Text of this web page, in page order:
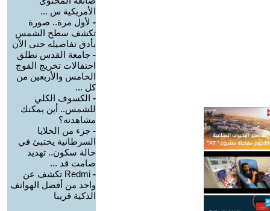
الأمريكية س ...
- لأول مرة.. صورة
تكشف سطح الشمس
بأدق تفاصيله حتى الآن
- جامعة القدس تطلق
احتفالات تخريج الفوج
الخامس والأربعين من
كل ...
- الكسوف الكلي
للشمس.. أين يمكنك
مشاهدته؟
- جزء من الخلايا
السرطانية يختبئ في
حالة سكون.. تهديد
صامت قد ...
-
Redmi تكشف عن
واحد من أفضل الهواتف
الذكية قريبا